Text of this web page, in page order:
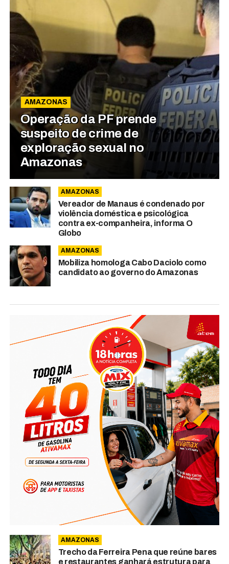
AMAZONAS
Operação da PF prende
suspeito de crime de
exploração sexual no
Amazonas
AMAZONAS
Vereador de Manaus é condenado por
violência doméstica e psicológica
contra ex-companheira, informa O
Globo
AMAZONAS
Mobiliza homologa Cabo Daciolo como
candidato ao governo do Amazonas
AMAZONAS
Trecho da Ferreira Pena que reúne bares
e restaurantes ganhará estrutura para